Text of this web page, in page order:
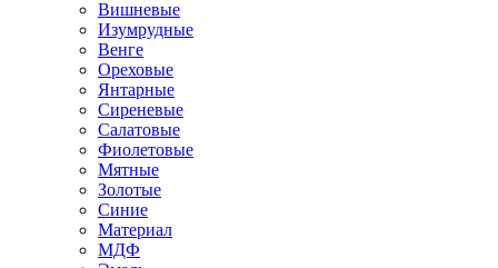
Вишневые
Изумрудные
Венге
Ореховые
Янтарные
Сиреневые
Салатовые
Фиолетовые
Мятные
Золотые
Синие
Материал
МДФ